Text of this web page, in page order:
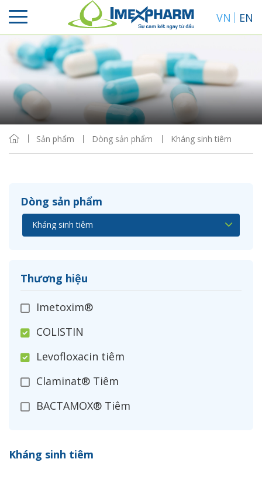
VN EN
Sản phẩm Dòng sản phẩm Kháng sinh tiêm
Dòng sản phẩm
Thương hiệu
Imetoxim®
COLISTIN
Levofloxacin tiêm
Claminat® Tiêm
BACTAMOX® Tiêm
Ceftizoxim®
Kháng sinh tiêm
Sắp xếp
Hiển thị